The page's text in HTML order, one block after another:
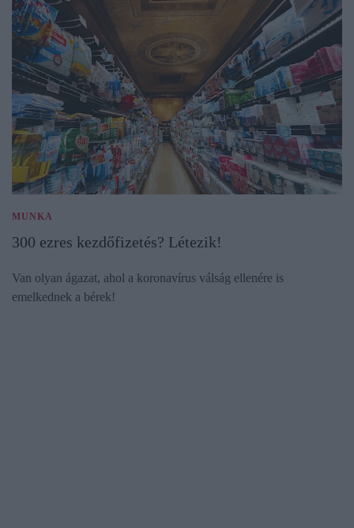
MUNKA
300 ezres kezdőfizetés? Létezik!
Van olyan ágazat, ahol a koronavírus válság ellenére is
emelkednek a bérek!